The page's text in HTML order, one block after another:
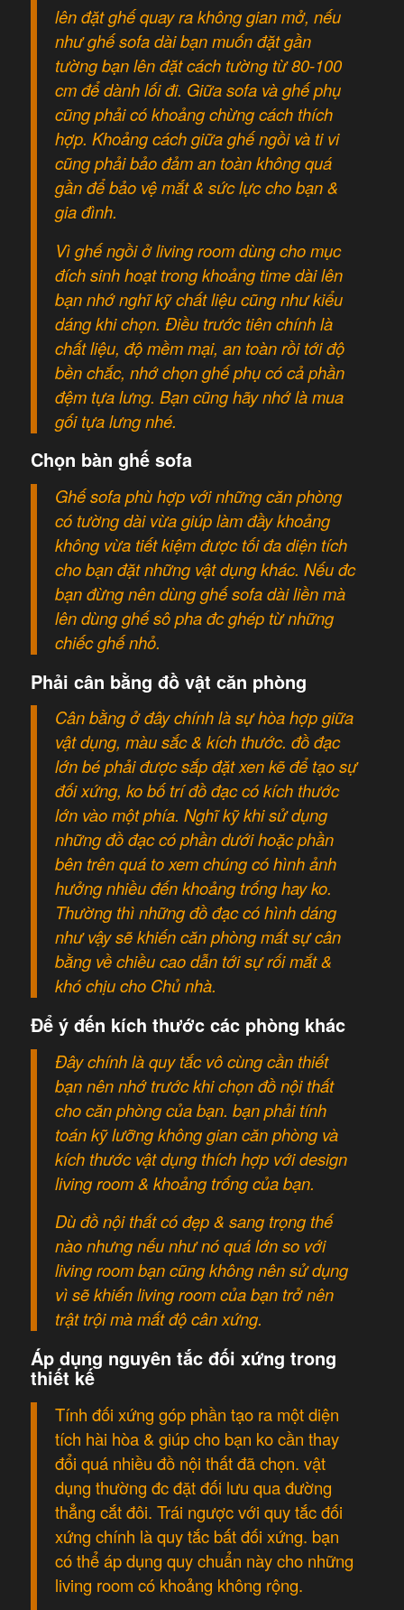
lên đặt ghế quay ra không gian mở, nếu
như ghế sofa dài bạn muốn đặt gần
tường bạn lên đặt cách tường từ 80-100
cm để dành lối đi. Giữa sofa và ghế phụ
cũng phải có khoảng chừng cách thích
hợp. Khoảng cách giữa ghế ngồi và ti vi
cũng phải bảo đảm an toàn không quá
gần để bảo vệ mắt & sức lực cho bạn &
gia đình.
Vì ghế ngồi ở living room dùng cho mục
đích sinh hoạt trong khoảng time dài lên
bạn nhớ nghĩ kỹ chất liệu cũng như kiểu
dáng khi chọn. Điều trước tiên chính là
chất liệu, độ mềm mại, an toàn rồi tới độ
bền chắc, nhớ chọn ghế phụ có cả phần
đệm tựa lưng. Bạn cũng hãy nhớ là mua
gối tựa lưng nhé.
Chọn bàn ghế sofa
Ghế sofa phù hợp với những căn phòng
có tường dài vừa giúp làm đầy khoảng
không vừa tiết kiệm được tối đa diện tích
cho bạn đặt những vật dụng khác. Nếu đc
bạn đừng nên dùng ghế sofa dài liền mà
lên dùng ghế sô pha đc ghép từ những
chiếc ghế nhỏ.
Phải cân bằng đồ vật căn phòng
Cân bằng ở đây chính là sự hòa hợp giữa
vật dụng, màu sắc & kích thước. đồ đạc
lớn bé phải được sắp đặt xen kẽ để tạo sự
đối xứng, ko bố trí đồ đạc có kích thước
lớn vào một phía. Nghĩ kỹ khi sử dụng
những đồ đạc có phần dưới hoặc phần
bên trên quá to xem chúng có hình ảnh
hưởng nhiều đến khoảng trống hay ko.
Thường thì những đồ đạc có hình dáng
như vậy sẽ khiến căn phòng mất sự cân
bằng về chiều cao dẫn tới sự rối mắt &
khó chịu cho Chủ nhà.
Để ý đến kích thước các phòng khác
Đây chính là quy tắc vô cùng cần thiết
bạn nên nhớ trước khi chọn đồ nội thất
cho căn phòng của bạn. bạn phải tính
toán kỹ lưỡng không gian căn phòng và
kích thước vật dụng thích hợp với design
living room & khoảng trống của bạn.
Dù đồ nội thất có đẹp & sang trọng thế
nào nhưng nếu như nó quá lớn so với
living room bạn cũng không nên sử dụng
vì sẽ khiến living room của bạn trở nên
trật trội mà mất độ cân xứng.
Áp dụng nguyên tắc đối xứng trong
thiết kế
Tính đối xứng góp phần tạo ra một diện
tích hài hòa & giúp cho bạn ko cần thay
đổi quá nhiều đồ nội thất đã chọn. vật
dụng thường đc đặt đối lưu qua đường
thẳng cắt đôi. Trái ngược với quy tắc đối
xứng chính là quy tắc bất đối xứng. bạn
có thể áp dụng quy chuẩn này cho những
living room có khoảng không rộng.